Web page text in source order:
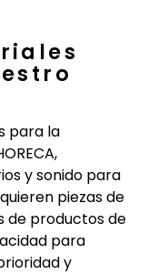
para la
y sonido para
piezas de
de productos de
para
y